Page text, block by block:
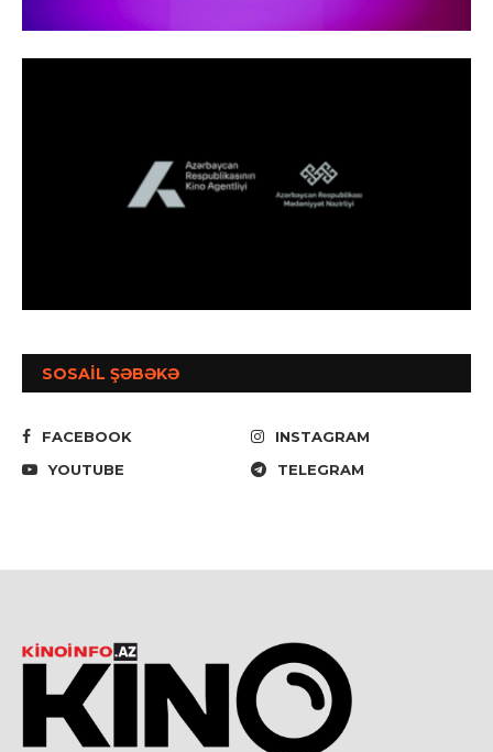
SOSAİL ŞƏBƏKƏ
FACEBOOK
INSTAGRAM
YOUTUBE
TELEGRAM